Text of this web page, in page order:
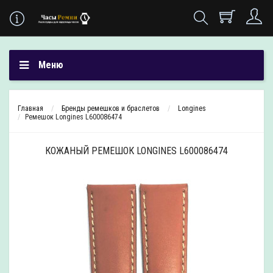
Меню
Главная Бренды ремешков и браслетов
Longines
Ремешок Longines L600086474
КОЖАНЫЙ РЕМЕШОК LONGINES L600086474